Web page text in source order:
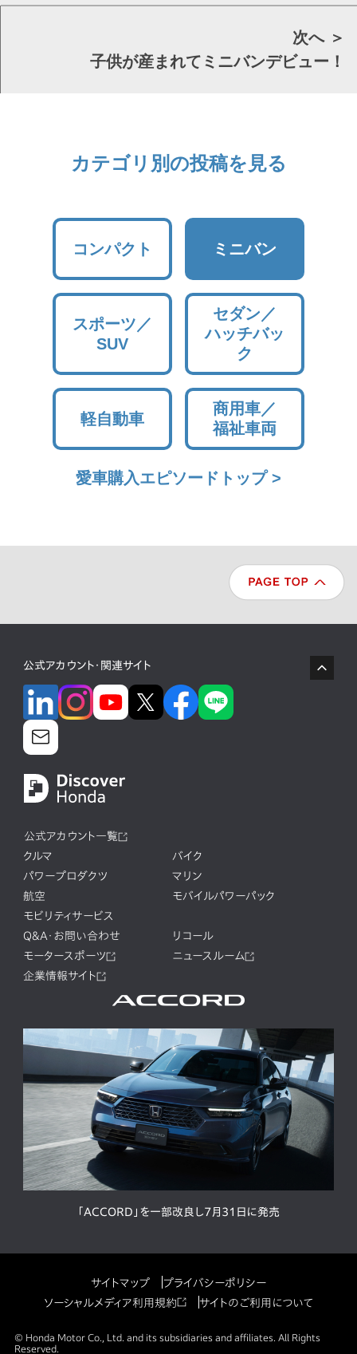
次へ ＞
子供が産まれてミニバンデビュー！
カテゴリ別の投稿を見る
コンパクト ミニバン
スポーツ／
SUV
セダン／
ハッチバッ
ク
軽自動車
商用車／
福祉車両
愛車購入エピソードトップ >
公式アカウント・関連サイト
公式アカウント一覧
クルマ
バイク
パワープロダクツ
マリン
航空
モバイルパワーパック
モビリティサービス
Q&A・お問い合わせ
リコール
モータースポーツ
ニュースルーム
企業情報サイト
「ACCORD」を一部改良し7月31日に発売
サイトマップ
プライバシーポリシー
ソーシャルメディア利用規約
サイトのご利用について
© Honda Motor Co., Ltd. and its subsidiaries and affiliates. All Rights
Reserved.